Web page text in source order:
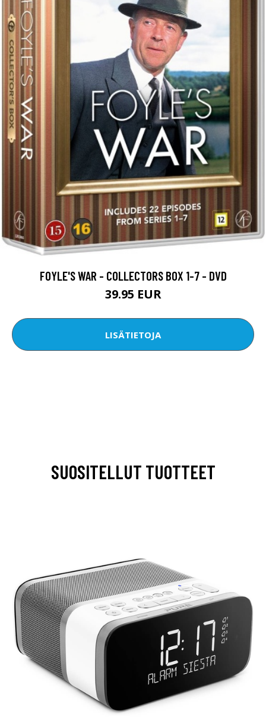
FOYLE'S WAR - COLLECTORS BOX 1-7 - DVD
39.95 EUR
LISÄTIETOJA
SUOSITELLUT TUOTTEET